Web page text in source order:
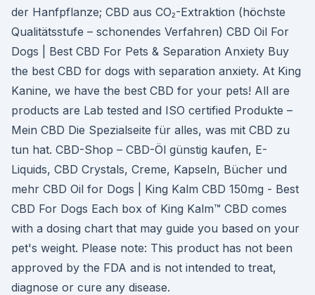
der Hanfpflanze; CBD aus CO₂-Extraktion (höchste
Qualitätsstufe – schonendes Verfahren) CBD Oil For
Dogs | Best CBD For Pets & Separation Anxiety Buy
the best CBD for dogs with separation anxiety. At King
Kanine, we have the best CBD for your pets! All are
products are Lab tested and ISO certified Produkte –
Mein CBD Die Spezialseite für alles, was mit CBD zu
tun hat. CBD-Shop – CBD-Öl günstig kaufen, E-
Liquids, CBD Crystals, Creme, Kapseln, Bücher und
mehr CBD Oil for Dogs | King Kalm CBD 150mg - Best
CBD For Dogs Each box of King Kalm™ CBD comes
with a dosing chart that may guide you based on your
pet's weight. Please note: This product has not been
approved by the FDA and is not intended to treat,
diagnose or cure any disease.